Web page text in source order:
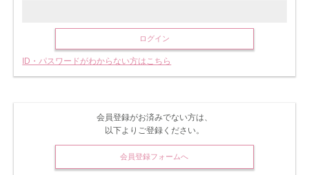
ログイン
ID・パスワードがわからない方はこちら
会員登録がお済みでない方は、
以下よりご登録ください。
会員登録フォームへ